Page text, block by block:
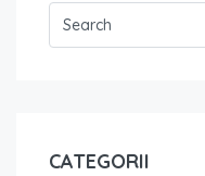
CATEGORII